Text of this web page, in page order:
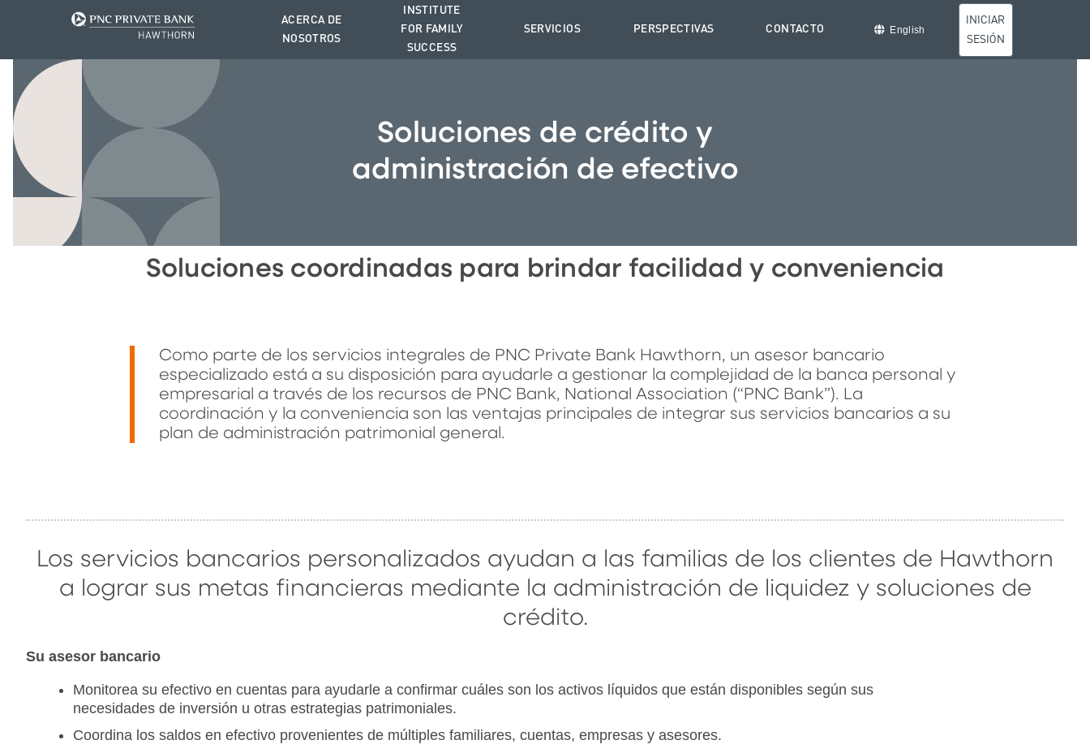
ACERCA DE
NOSOTROS
INSTITUTE
FOR FAMILY
SUCCESS
SERVICIOS PERSPECTIVAS CONTACTO English
INICIAR
SESIÓN
Soluciones de crédito y
administración de efectivo
Soluciones coordinadas para brindar facilidad y conveniencia
Como parte de los servicios integrales de PNC Private Bank Hawthorn, un asesor bancario
especializado está a su disposición para ayudarle a gestionar la complejidad de la banca personal y
empresarial a través de los recursos de PNC Bank, National Association (“PNC Bank”). La
coordinación y la conveniencia son las ventajas principales de integrar sus servicios bancarios a su
plan de administración patrimonial general.
Los servicios bancarios personalizados ayudan a las familias de los clientes de Hawthorn
a lograr sus metas financieras mediante la administración de liquidez y soluciones de
crédito.
Su asesor bancario
Monitorea su efectivo en cuentas para ayudarle a confirmar cuáles son los activos líquidos que están disponibles según sus
necesidades de inversión u otras estrategias patrimoniales.
Coordina los saldos en efectivo provenientes de múltiples familiares, cuentas, empresas y asesores.